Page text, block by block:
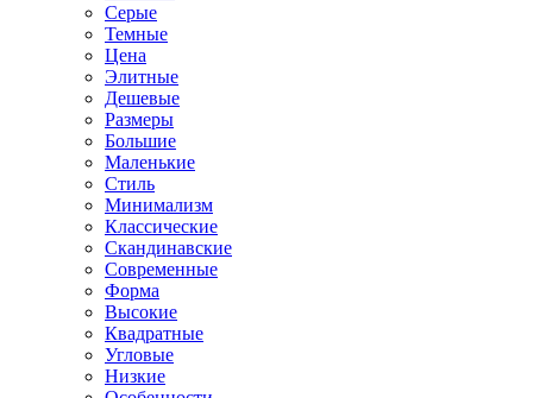
Серые
Темные
Цена
Элитные
Дешевые
Размеры
Большие
Маленькие
Стиль
Минимализм
Классические
Скандинавские
Современные
Форма
Высокие
Квадратные
Угловые
Низкие